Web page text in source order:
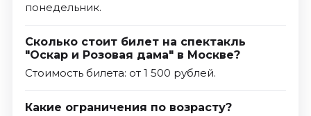
понедельник.
Сколько стоит билет на спектакль
"Оскар и Розовая дама" в Москве?
Стоимость билета: от 1 500 рублей.
Какие ограничения по возрасту?